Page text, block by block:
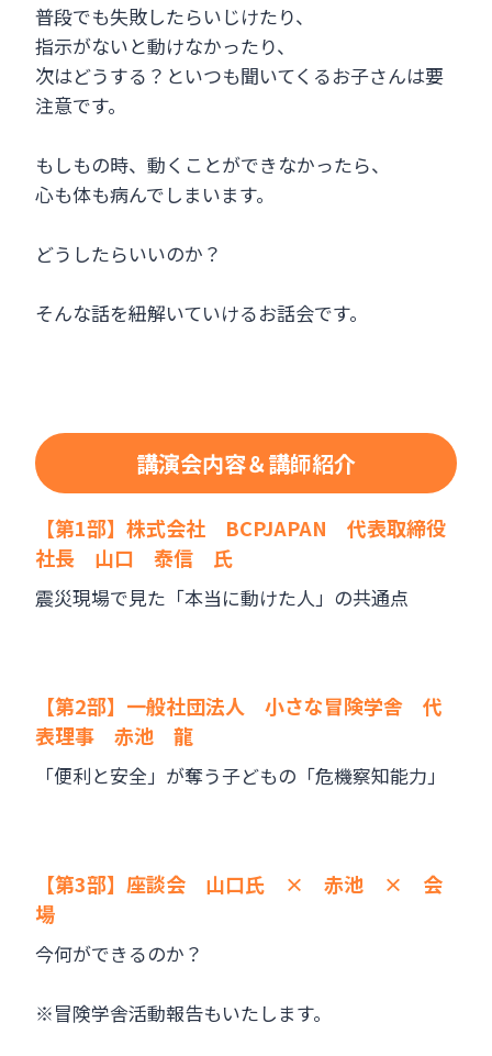
普段でも失敗したらいじけたり、
指示がないと動けなかったり、
次はどうする？といつも聞いてくるお子さんは要
注意です。
もしもの時、動くことができなかったら、
心も体も病んでしまいます。
どうしたらいいのか？
そんな話を紐解いていけるお話会です。
講演会内容＆講師紹介
【第1部】株式会社 BCPJAPAN 代表取締役
社長 山口 泰信 氏
震災現場で見た「本当に動けた人」の共通点
【第2部】一般社団法人 小さな冒険学舎 代
表理事 赤池 龍
「便利と安全」が奪う子どもの「危機察知能力」
【第3部】座談会 山口氏 × 赤池 × 会
場
今何ができるのか？
※冒険学舎活動報告もいたします。